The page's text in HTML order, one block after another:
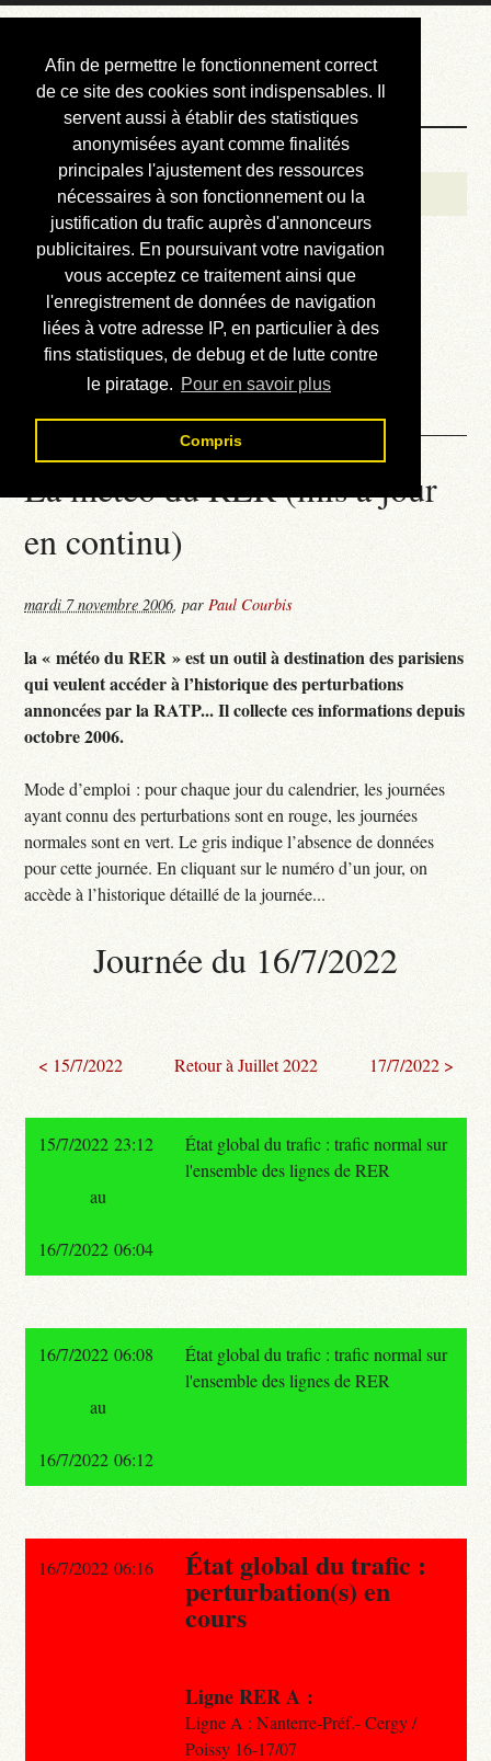
Afin de permettre le fonctionnement correct
de ce site des cookies sont indispensables. Il
servent aussi à établir des statistiques
anonymisées ayant comme finalités
principales l'ajustement des ressources
nécessaires à son fonctionnement ou la
justification du trafic auprès d'annonceurs
publicitaires. En poursuivant votre navigation
vous acceptez ce traitement ainsi que
l'enregistrement de données de navigation
liées à votre adresse IP, en particulier à des
fins statistiques, de debug et de lutte contre
le piratage. Pour en savoir plus
Compris
Courbis, « LE »
Blog Officiel
Bienvenue
Réalisations
Divers (et d’été)
Annonces
Liens externes
Téléchargement
Contact
La météo du RER (mis à jour
en continu)
mardi 7 novembre 2006,parPaul Courbis
la « météo du RER » est un outil à destination des parisiens
qui veulent accéder à l’historique des perturbations
annoncées par la RATP... Il collecte ces informations depuis
octobre 2006.
Mode d’emploi : pour chaque jour du calendrier, les journées
ayant connu des perturbations sont en rouge, les journées
normales sont en vert. Le gris indique l’absence de données
pour cette journée. En cliquant sur le numéro d’un jour, on
accède à l’historique détaillé de la journée...
Journée du 16/7/2022
< 15/7/2022 Retour à Juillet 2022 17/7/2022 >
15/7/2022 23:12
État global du trafic : trafic normal sur
l'ensemble des lignes de RER
au
16/7/2022 06:04
16/7/2022 06:08
État global du trafic : trafic normal sur
l'ensemble des lignes de RER
au
16/7/2022 06:12
16/7/2022 06:16 État global du trafic :
perturbation(s) en
cours
Ligne RER A :
Ligne A : Nanterre-Préf.- Cergy /
Poissy 16-17/07